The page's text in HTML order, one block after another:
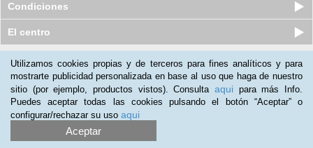
Condiciones
El centro
Nuestros clientes opinan:
Marcelo Recabal(26-10-2019)
es completo , pero faltan mas material adicional y mas modernos
Jaime(24-03-2017)
Utilizamos cookies propias y de terceros para fines analíticos y para
mostrarte publicidad personalizada en base al uso que haga de nuestro
sitio (por ejemplo, productos vistos). Consulta aqui para más Info.
Puedes aceptar todas las cookies pulsando el botón “Aceptar” o
configurar/rechazar su uso aqui
Aceptar